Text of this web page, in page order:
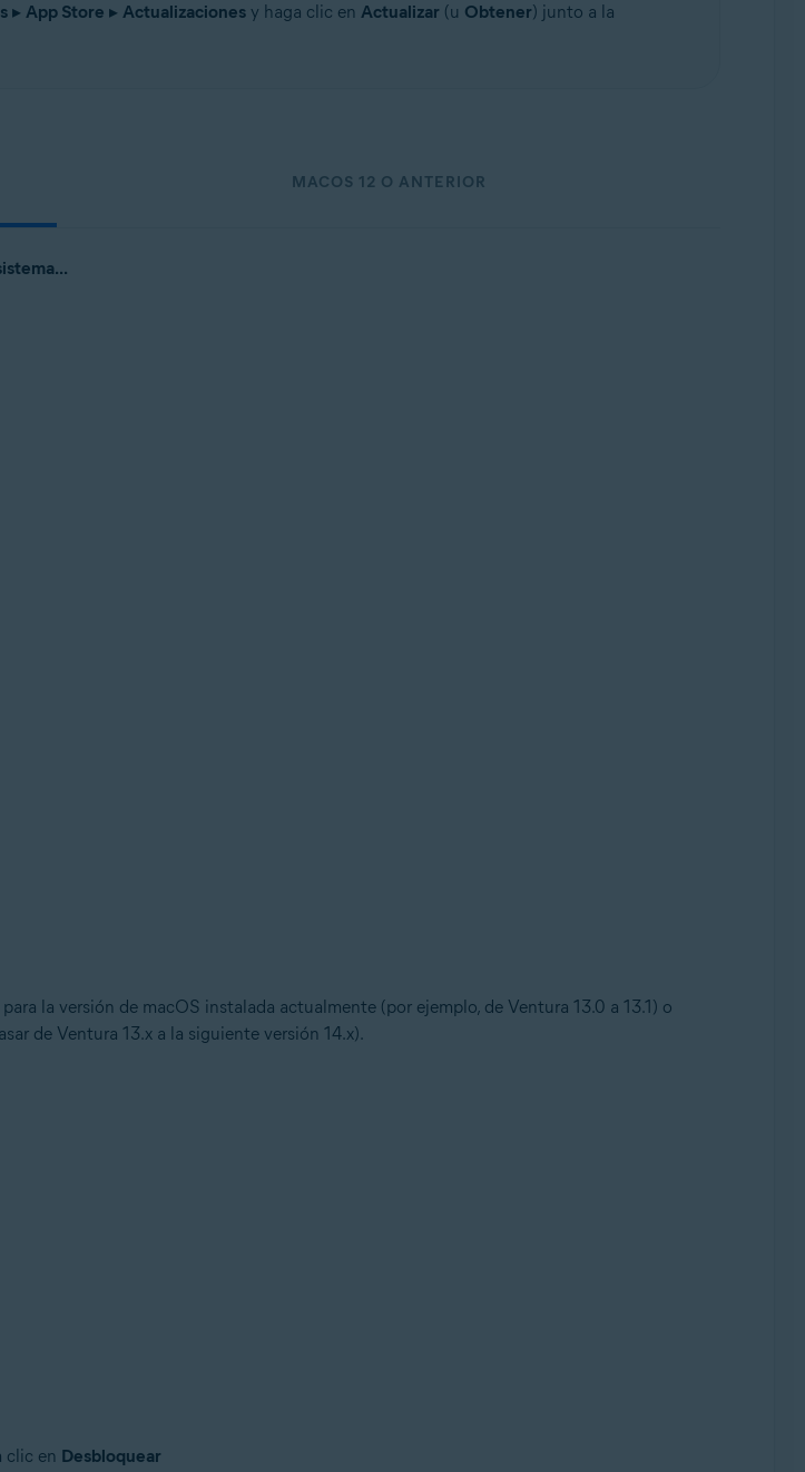
▸ App Store ▸ Actualizacionesy haga clic en Actualizar (u Obtener) junto a la
MACOS 12 O ANTERIOR
la versión de macOS instalada actualmente (por ejemplo, de Ventura 13.0 a 13.1) o
de Ventura 13.x a la siguiente versión 14.x).
clic en Desbloquear